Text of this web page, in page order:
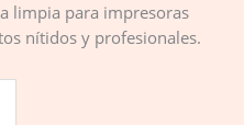
limpia para impresoras
nítidos y profesionales.